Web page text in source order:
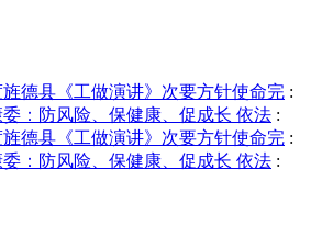
旌德县《工做演讲》次要方针使命完 :
：防风险、保健康、促成长 依法 :
旌德县《工做演讲》次要方针使命完 :
：防风险、保健康、促成长 依法 :